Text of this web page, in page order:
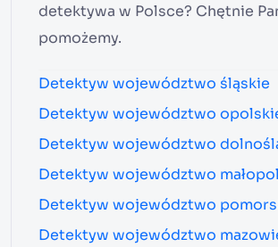
detektywa w Polsce? Chętnie
pomożemy.
Detektyw województwo śląskie
Detektyw województwo
Detektyw województwo
Detektyw województwo
Detektyw województwo
Detektyw województwo